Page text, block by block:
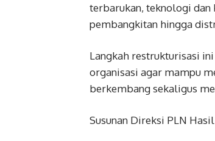
terbarukan, teknologi dan
pembangkitan hingga
Langkah restrukturisasi
organisasi agar mampu
berkembang sekaligus
Susunan Direksi PLN